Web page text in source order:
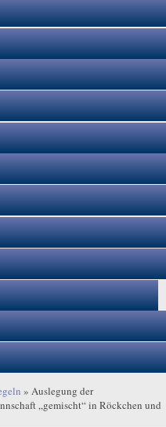
» Auslegung der
„gemischt“ in Röckchen und